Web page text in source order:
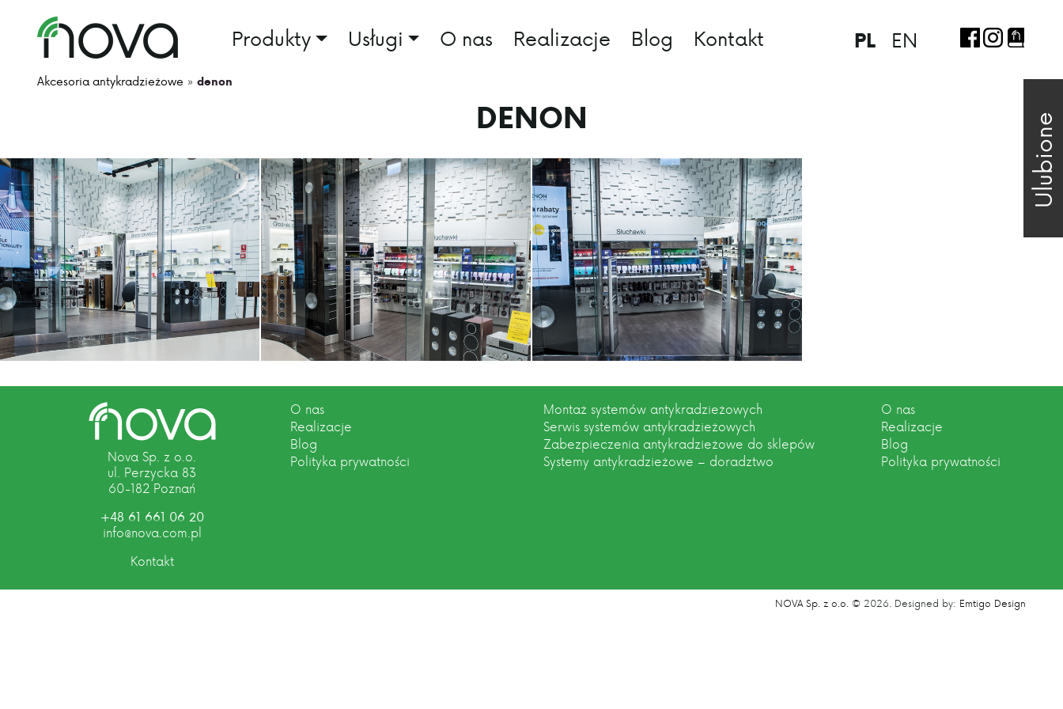
Ulubione
PL EN
Produkty Usługi O nas Realizacje Blog Kontakt
Akcesoria antykradzieżowe » denon
DENON
Nova Sp. z o.o.
ul. Perzycka 83
60-182 Poznań
+48 61 661 06 20
info@nova.com.pl
Kontakt
O nas
Realizacje
Blog
Polityka prywatności
Montaż systemów antykradzieżowych
Serwis systemów antykradzieżowych
Zabezpieczenia antykradzieżowe do sklepów
Systemy antykradzieżowe – doradztwo
O nas
Realizacje
Blog
Polityka prywatności
NOVA Sp. z o.o. © 2026. Designed by: Emtigo Design